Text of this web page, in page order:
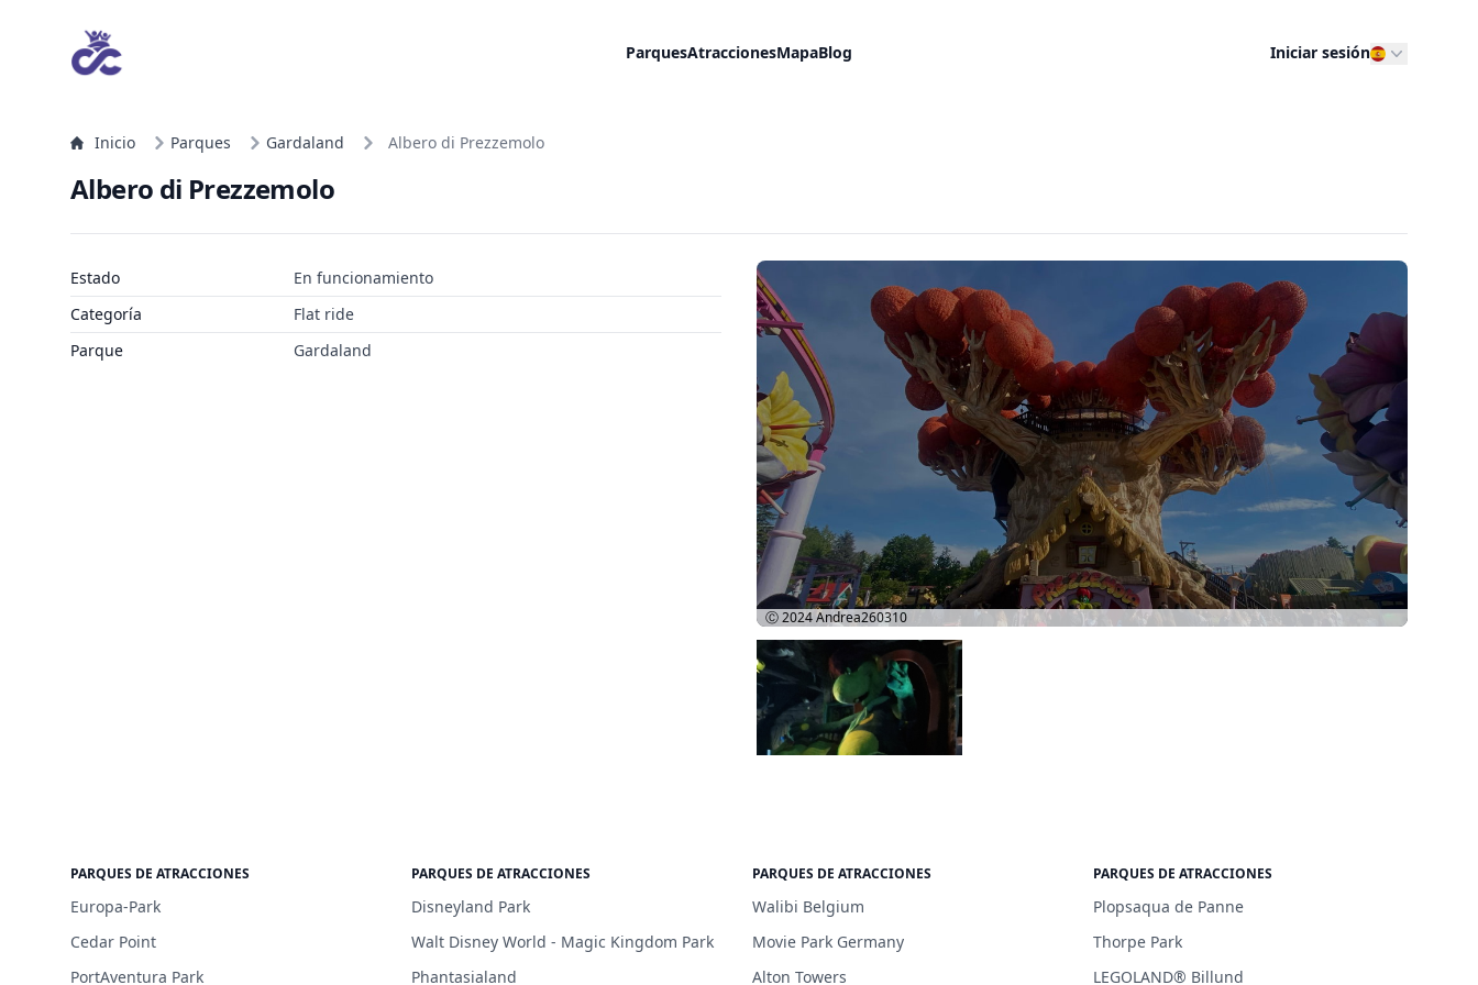
ParquesAtraccionesMapaBlog Iniciar sesión
Inicio Parques Gardaland Albero di Prezzemolo
Albero di Prezzemolo
Estado
En funcionamiento
Categoría
Flat ride
Parque
Gardaland
Ⓒ 2024Andrea260310
PARQUES DE ATRACCIONES
Europa-Park
Cedar Point
PortAventura Park
PARQUES DE ATRACCIONES
Disneyland Park
Walt Disney World - Magic Kingdom Park
Phantasialand
PARQUES DE ATRACCIONES
Walibi Belgium
Movie Park Germany
Alton Towers
PARQUES DE ATRACCIONES
Plopsaqua de Panne
Thorpe Park
LEGOLAND® Billund